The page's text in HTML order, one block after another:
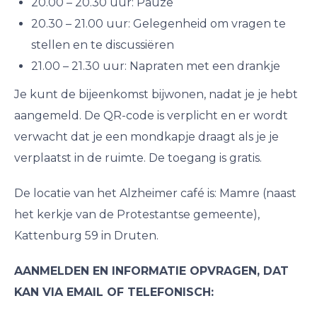
20.30 – 21.00 uur: Gelegenheid om vragen te
stellen en te discussiëren
21.00 – 21.30 uur: Napraten met een drankje
Je kunt de bijeenkomst bijwonen, nadat je je hebt
aangemeld. De QR-code is verplicht en er wordt
verwacht dat je een mondkapje draagt als je je
verplaatst in de ruimte. De toegang is gratis.
De locatie van het Alzheimer café is: Mamre (naast
het kerkje van de Protestantse gemeente),
Kattenburg 59 in Druten.
AANMELDEN EN INFORMATIE OPVRAGEN, DAT
KAN VIA EMAIL OF TELEFONISCH: